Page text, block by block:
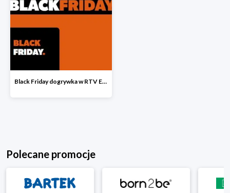
Black Friday dogrywka w RTV EURO AGD
Polecane promocje